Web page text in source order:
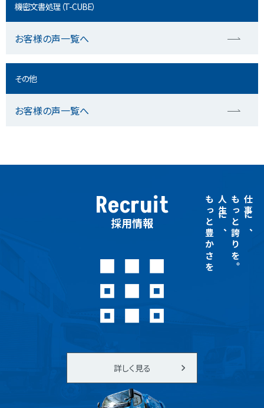
機密文書処理（T-CUBE）
お客様の声一覧へ
その他
お客様の声一覧へ
Recruit
採用情報
詳しく見る
仕事に、
もっと誇りを。
人生に、
もっと豊かさを